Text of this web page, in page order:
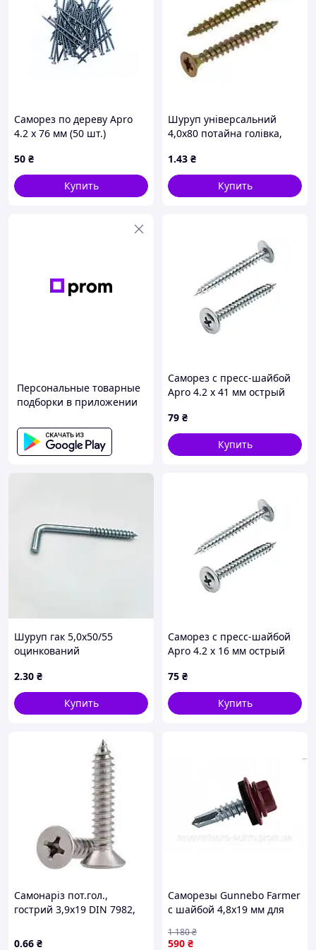
Саморез по дереву Apro
4.2 x 76 мм (50 шт.)
50 ₴
Купить
Шуруп універсальний
4,0х80 потайна голівка,
оцинкований жовтий
1.43 ₴
Купить
Персональные товарные
подборки в приложении
Саморез с пресс-шайбой
Apro 4.2 x 41 мм острый
79 ₴
Купить
Шуруп гак 5,0х50/55
оцинкований
2.30 ₴
Купить
Саморез с пресс-шайбой
Apro 4.2 x 16 мм острый
75 ₴
Купить
Самонаріз пот.гол.,
гострий 3,9х19 DIN 7982,
0.66 ₴
Саморезы Gunnebo Farmer
с шайбой 4,8x19 мм для
шт
590 ₴
1 180₴